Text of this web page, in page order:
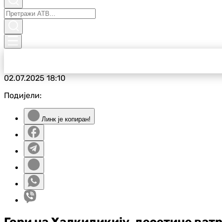
02.07.202518:10
Подијели:
Линк је копиран!